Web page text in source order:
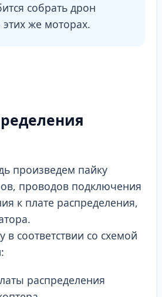
собрать дрон
же моторах.
произведем пайку
проводов подключения
к плате распределения,
в соответствии со схемой